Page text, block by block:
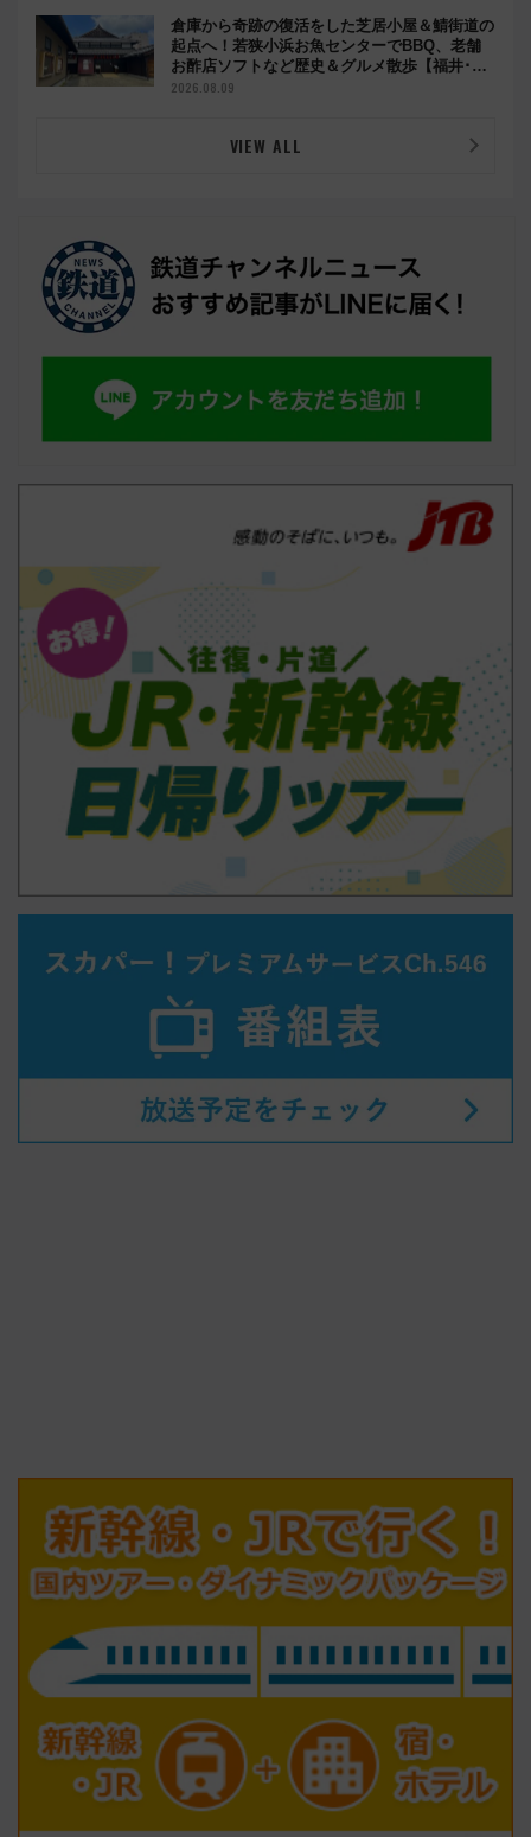
倉庫から奇跡の復活をした芝居小屋＆鯖街道の
起点へ！若狭小浜お魚センターでBBQ、老舗
お酢店ソフトなど歴史＆グルメ散歩【福井･小
浜観光】
2026.08.09
VIEW ALL